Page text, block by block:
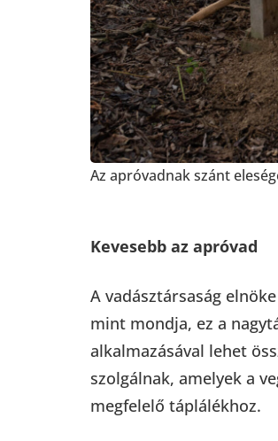
Az apróvadnak szánt
Kevesebb az apróvad
A vadásztársaság
mint mondja, ez a
alkalmazásával lehet
szolgálnak, amelyek a
megfelelő táplálékhoz.